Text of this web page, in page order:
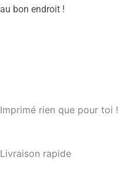
au bon endroit !
Imprimé rien que pour toi !
Livraison rapide